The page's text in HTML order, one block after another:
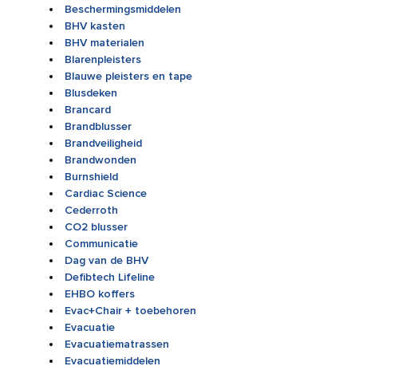
Beschermingsmiddelen
BHV kasten
BHV materialen
Blarenpleisters
Blauwe pleisters en tape
Blusdeken
Brancard
Brandblusser
Brandveiligheid
Brandwonden
Burnshield
Cardiac Science
Cederroth
CO2 blusser
Communicatie
Dag van de BHV
Defibtech Lifeline
EHBO koffers
Evac+Chair + toebehoren
Evacuatie
Evacuatiematrassen
Evacuatiemiddelen